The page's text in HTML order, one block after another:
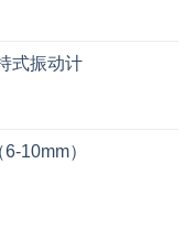
式振动计
10mm）